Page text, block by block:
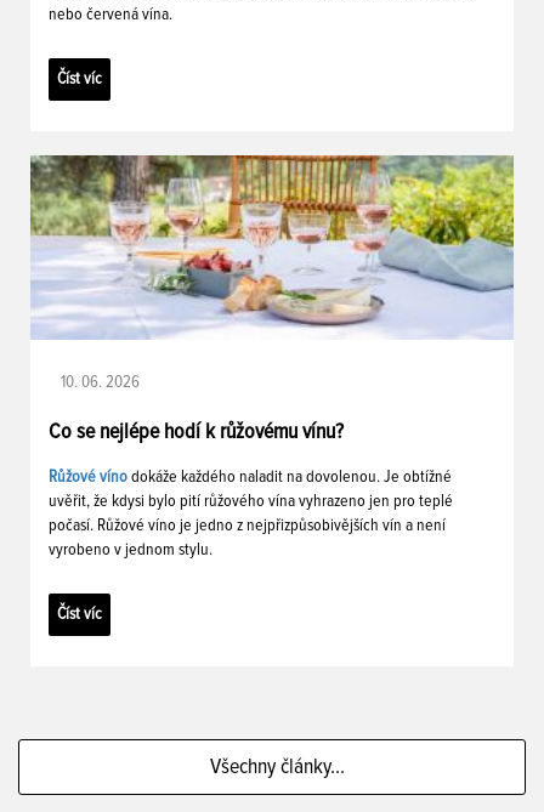
nebo červená vína.
Číst víc
10. 06. 2026
Co se nejlépe hodí k růžovému vínu?
Růžové víno dokáže každého naladit na dovolenou. Je obtížné
uvěřit, že kdysi bylo pití růžového vína vyhrazeno jen pro teplé
počasí. Růžové víno je jedno z nejpřizpůsobivějších vín a není
vyrobeno v jednom stylu.
Číst víc
Všechny články...